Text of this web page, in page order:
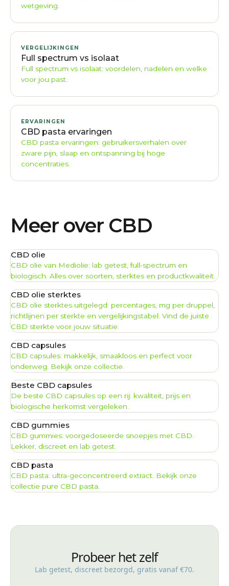
wetgeving.
VERGELIJKINGEN
Full spectrum vs isolaat
Full spectrum vs isolaat: voordelen, nadelen en welke
voor jou past.
ERVARINGEN
CBD pasta ervaringen
CBD pasta ervaringen: gebruikersverhalen over
zware pijn, slaap en ontspanning bij hoge
concentraties.
Meer over CBD
CBD olie
CBD olie van Mediolie: lab getest, full-spectrum en
biologisch. Alles over soorten, sterktes en productkwaliteit.
CBD olie sterktes
CBD olie sterktes uitgelegd: percentages, mg per druppel,
richtlijnen per sterkte en vergelijkingstabel. Vind de juiste
CBD sterkte voor jouw situatie.
CBD capsules
CBD capsules: makkelijk, smaakloos en perfect voor
onderweg. Bekijk onze collectie.
Beste CBD capsules
De beste CBD capsules op een rij: kwaliteit, prijs en
biologische herkomst vergeleken.
CBD gummies
CBD gummies: voorgedoseerde snoepjes met CBD.
Lekker, discreet en lab getest.
CBD pasta
CBD pasta: ultra-geconcentreerd extract. Bekijk onze
collectie pure CBD pasta.
Probeer het zelf
Lab getest, discreet bezorgd, gratis vanaf €70.